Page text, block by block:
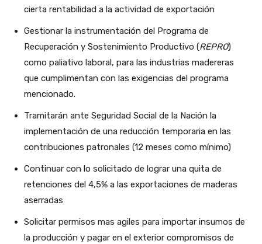
cierta rentabilidad a la actividad de exportación
Gestionar la instrumentación del Programa de
Recuperación y Sostenimiento Productivo (REPRO)
como paliativo laboral, para las industrias madereras
que cumplimentan con las exigencias del programa
mencionado.
Tramitarán ante Seguridad Social de la Nación la
implementación de una reducción temporaria en las
contribuciones patronales (12 meses como mínimo)
Continuar con lo solicitado de lograr una quita de
retenciones del 4,5% a las exportaciones de maderas
aserradas
Solicitar permisos mas agiles para importar insumos de
la producción y pagar en el exterior compromisos de